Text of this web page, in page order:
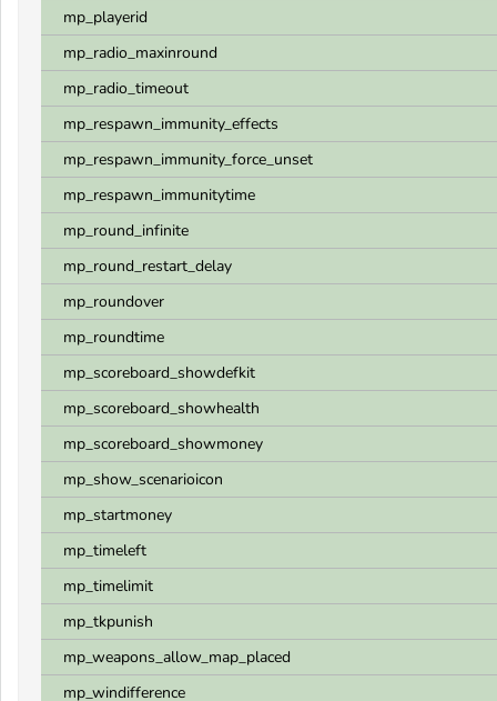
mp_playerid
mp_radio_maxinround
mp_radio_timeout
mp_respawn_immunity_effects
mp_respawn_immunity_force_unset
mp_respawn_immunitytime
mp_round_infinite
mp_round_restart_delay
mp_roundover
mp_roundtime
mp_scoreboard_showdefkit
mp_scoreboard_showhealth
mp_scoreboard_showmoney
mp_show_scenarioicon
mp_startmoney
mp_timeleft
mp_timelimit
mp_tkpunish
mp_weapons_allow_map_placed
mp_windifference